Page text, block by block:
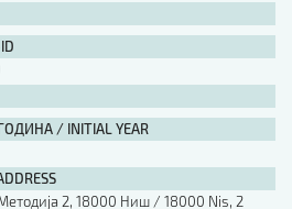
/ INITIAL YEAR
2, 18000 Ниш / 18000 Nis, 2